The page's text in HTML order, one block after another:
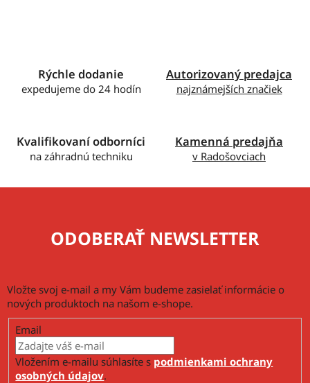
i
Rýchle dodanie
expedujeme do 24 hodín
Autorizovaný predajca
najznámejších značiek
Kvalifikovaní odborníci
na záhradnú techniku
Kamenná predajňa
v Radošovciach
ODOBERAŤ NEWSLETTER
Vložte svoj e-mail a my Vám budeme zasielať informácie o
nových produktoch na našom e-shope.
Email
Vložením e-mailu súhlasíte s podmienkami ochrany
osobných údajov.